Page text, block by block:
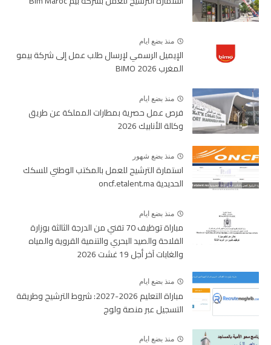
منذ بضع ايام
الإيميل الرسمي لإرسال طلب عمل إلى شركة بيمو
المغرب BIMO 2026
منذ بضع ايام
فرص عمل حصرية بمطارات المملكة عن طريق
وكالة الأنابيك 2026
منذ بضع شهور
استمارة الترشيح للعمل بالمكتب الوطني للسكك
الحديدية oncf.etalent.ma
منذ بضع ايام
مباراة توظيف 70 تقني من الدرجة الثالثة بوزارة
الفلاحة والصيد البحري والتنمية القروية والمياه
والغابات آخر أجل 19 غشت 2026
منذ بضع ايام
مباراة التعليم 2026-2027: شروط الترشيح وطريقة
التسجيل عبر منصة ولوج
منذ بضع ايام